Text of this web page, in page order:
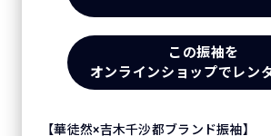
この振袖を
オンラインショップでレン
【華徒然×吉木千沙都ブランド振袖】